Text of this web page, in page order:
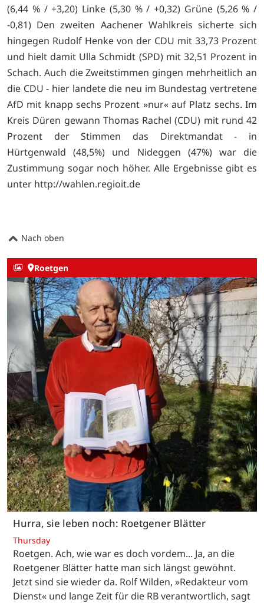
(6,44 % / +3,20) Linke (5,30 % / +0,32) Grüne (5,26 % /
-0,81) Den zweiten Aachener Wahlkreis sicherte sich
hingegen Rudolf Henke von der CDU mit 33,73 Prozent
und hielt damit Ulla Schmidt (SPD) mit 32,51 Prozent in
Schach. Auch die Zweitstimmen gingen mehrheitlich an
die CDU - hier landete die neu im Bundestag vertretene
AfD mit knapp sechs Prozent »nur« auf Platz sechs. Im
Kreis Düren gewann Thomas Rachel (CDU) mit rund 42
Prozent der Stimmen das Direktmandat - in
Hürtgenwald (48,5%) und Nideggen (47%) war die
Zustimmung sogar noch höher. Alle Ergebnisse gibt es
unter http://wahlen.regioit.de
Nach oben
Roetgen
Hurra, sie leben noch: Roetgener Blätter
Thursday
Roetgen. Ach, wie war es doch vordem... Ja, an die
Roetgener Blätter hatte man sich längst gewöhnt.
Jetzt sind sie wieder da. Rolf Wilden, »Redakteur vom
Dienst« und lange Zeit für die RB verantwortlich, sagt